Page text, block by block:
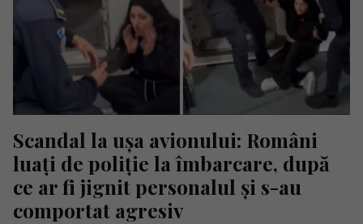
Scandal la ușa avionului: Români
luați de poliție la îmbarcare, după
ce ar fi jignit personalul și s-au
comportat agresiv